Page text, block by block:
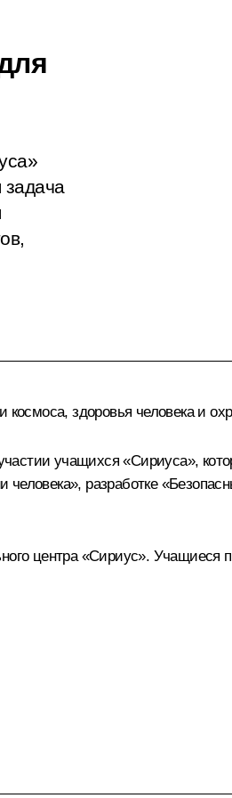
задача
космоса, здоровья человека и
учащихся «Сириуса»,
разработке
центра «Сириус».